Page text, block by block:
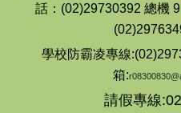
話：(02)29730392 總機 9
學校防霸凌專線
箱:
請假專線